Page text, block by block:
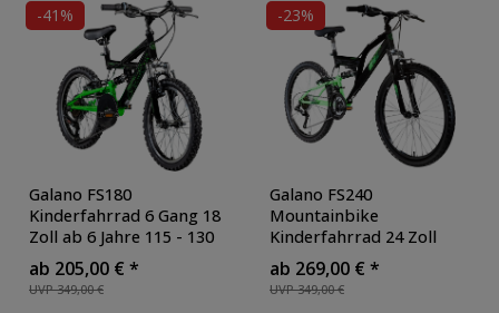
-41%
Galano FS180
Kinderfahrrad 6 Gang 18
Zoll ab 6 Jahre 115 - 130
cm Mountainbike Fully
für Jungen und Mädchen
MTB Fahrrad Fullybike
UVP 349,00 €
ab 205,00 € *
-23%
Galano FS240
Mountainbike
Kinderfahrrad 24 Zoll
Fahrrad 130 - 145 cm
Fully ab 8 mit 18 Gängen
Jugendfahrrad MTB
UVP 349,00 €
ab 269,00 € *